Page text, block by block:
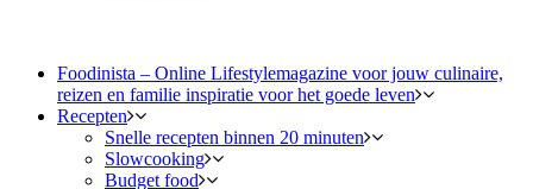
Foodinista – Online Lifestylemagazine voor jouw culinaire,
reizen en familie inspiratie voor het goede leven
Recepten
Snelle recepten binnen 20 minuten
Slowcooking
Budget food